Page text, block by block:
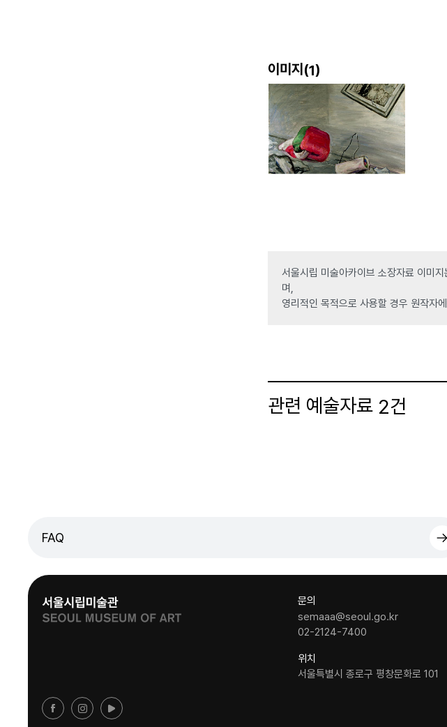
이미지(1)
서울시립 미술아카이브 소장자료 이미
며,
영리적인 목적으로 사용할 경우 원작자
관련 예술자료 2건
FAQ
문의
semaaa@seoul.go.kr
02-2124-7400
위치
서울특별시 종로구 평창문화로 101